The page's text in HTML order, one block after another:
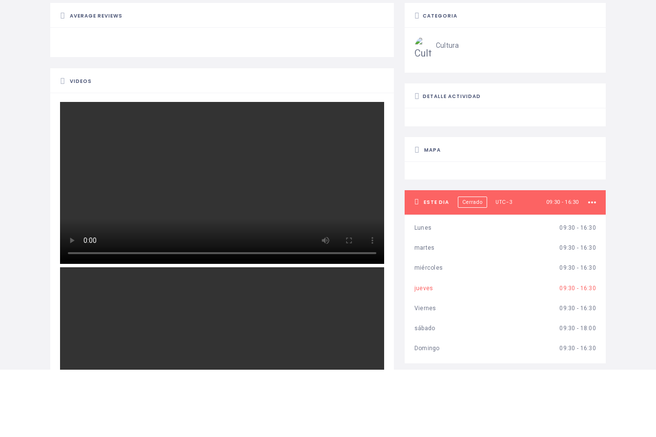
AVERAGE REVIEWS
VIDEOS
CATEGORIA
Cultura
DETALLE ACTIVIDAD
MAPA
ESTE DIA Cerrado UTC-3 09:30 - 16:30
Lunes 09:30 - 16:30
martes 09:30 - 16:30
miércoles 09:30 - 16:30
jueves 09:30 - 16:30
Viernes 09:30 - 16:30
sábado 09:30 - 18:00
Domingo 09:30 - 16:30